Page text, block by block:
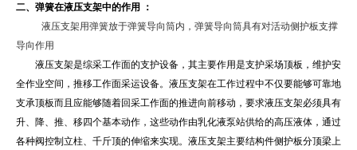
二、弹簧在液压支架中的作用
：
液压支架用弹簧放于弹簧导向筒内，弹簧导向筒具有对活动侧护板支撑
导向作用
液压支架是综采工作面的支护设备，其主要作用是支护采场顶板，维护安
全作业空间，推移工作面采运设备。液压支架在工作过程中不仅要能够可靠地
支承顶板而且应能够随着回采工作面的推进向前移动，要求液压支架必须具有
升、降、推、移四个基本动作，这些动作由乳化液泵站供给的高压液体，通过
各种阀控制立柱、千斤顶的伸缩来实现。液压支架主要结构件侧护板分顶梁上